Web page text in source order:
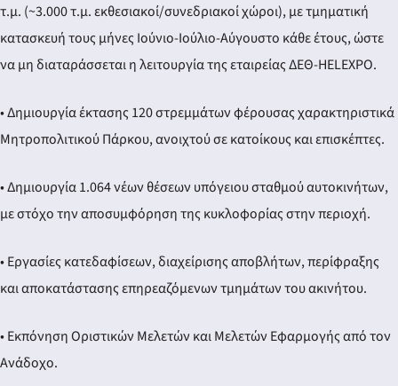
τ.μ. (~3.000 τ.μ. εκθεσιακοί/συνεδριακοί χώροι), με τμηματική
κατασκευή τους μήνες Ιούνιο-Ιούλιο-Αύγουστο κάθε έτους, ώστε
να μη διαταράσσεται η λειτουργία της εταιρείας ΔΕΘ-HELEXPO.
• Δημιουργία έκτασης 120 στρεμμάτων φέρουσας χαρακτηριστικά
Μητροπολιτικού Πάρκου, ανοιχτού σε κατοίκους και επισκέπτες.
• Δημιουργία 1.064 νέων θέσεων υπόγειου σταθμού αυτοκινήτων,
με στόχο την αποσυμφόρηση της κυκλοφορίας στην περιοχή.
• Εργασίες κατεδαφίσεων, διαχείρισης αποβλήτων, περίφραξης
και αποκατάστασης επηρεαζόμενων τμημάτων του ακινήτου.
• Εκπόνηση Οριστικών Μελετών και Μελετών Εφαρμογής από τον
Ανάδοχο.